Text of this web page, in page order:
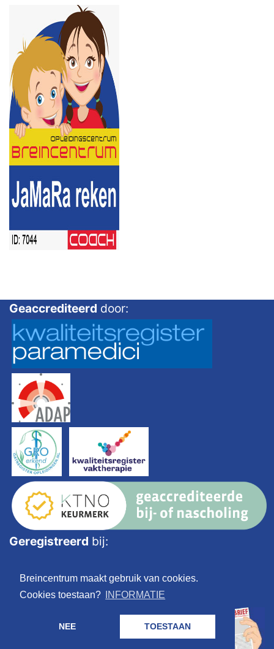
Breincentrum maakt gebruik van cookies.
Cookies toestaan?
INFORMATIE
NEE TOESTAAN
Geaccrediteerd door:
Geregistreerd bij: